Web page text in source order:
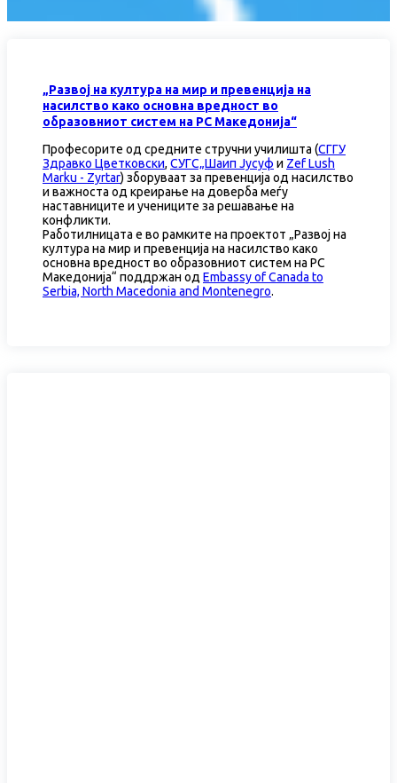
„Развој на култура на мир и превенција на
насилство како основна вредност во
образовниот систем на РС Македонија“
Професорите од средните стручни училишта (СГГУ
Здравко Цветковски, СУГС„Шаип Јусуф и Zef Lush
Marku - Zyrtar) зборуваат за превенција од насилство
и важноста од креирање на доверба меѓу
наставниците и учениците за решавање на
конфликти.
Работилницата е во рамките на проектот „Развој на
култура на мир и превенција на насилство како
основна вредност во образовниот систем на РС
Македонија“ поддржан од Embassy of Canada to
Serbia, North Macedonia and Montenegro.